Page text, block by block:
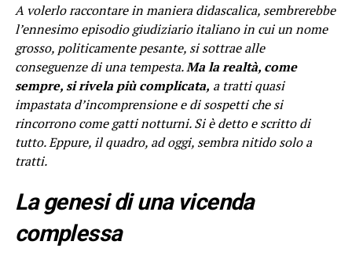
A volerlo raccontare in maniera didascalica, sembrerebbe
l’ennesimo episodio giudiziario italiano in cui un nome
grosso, politicamente pesante, si sottrae alle
conseguenze di una tempesta.Ma la realtà, come
sempre, si rivela più complicata, a tratti quasi
impastata d’incomprensione e di sospetti che si
rincorrono come gatti notturni. Si è detto e scritto di
tutto. Eppure, il quadro, ad oggi, sembra nitido solo a
tratti.
La genesi di una vicenda
complessa